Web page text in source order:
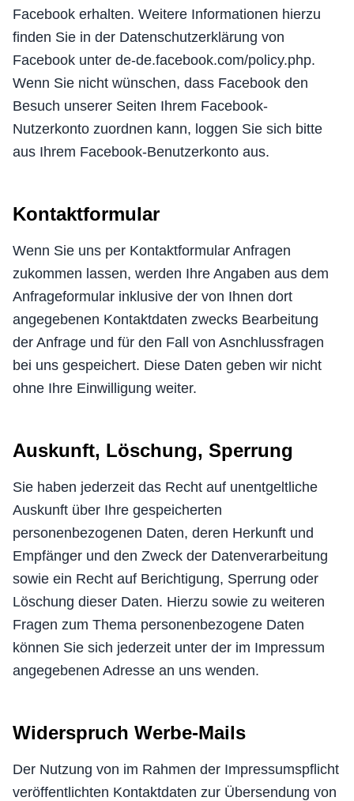
Facebook erhalten. Weitere Informationen hierzu
finden Sie in der Datenschutzerklärung von
Facebook unter de-de.facebook.com/policy.php.
Wenn Sie nicht wünschen, dass Facebook den
Besuch unserer Seiten Ihrem Facebook-
Nutzerkonto zuordnen kann, loggen Sie sich bitte
aus Ihrem Facebook-Benutzerkonto aus.
Kontaktformular
Wenn Sie uns per Kontaktformular Anfragen
zukommen lassen, werden Ihre Angaben aus dem
Anfrageformular inklusive der von Ihnen dort
angegebenen Kontaktdaten zwecks Bearbeitung
der Anfrage und für den Fall von Asnchlussfragen
bei uns gespeichert. Diese Daten geben wir nicht
ohne Ihre Einwilligung weiter.
Auskunft, Löschung, Sperrung
Sie haben jederzeit das Recht auf unentgeltliche
Auskunft über Ihre gespeicherten
personenbezogenen Daten, deren Herkunft und
Empfänger und den Zweck der Datenverarbeitung
sowie ein Recht auf Berichtigung, Sperrung oder
Löschung dieser Daten. Hierzu sowie zu weiteren
Fragen zum Thema personenbezogene Daten
können Sie sich jederzeit unter der im Impressum
angegebenen Adresse an uns wenden.
Widerspruch Werbe-Mails
Der Nutzung von im Rahmen der Impressumspflicht
veröffentlichten Kontaktdaten zur Übersendung von